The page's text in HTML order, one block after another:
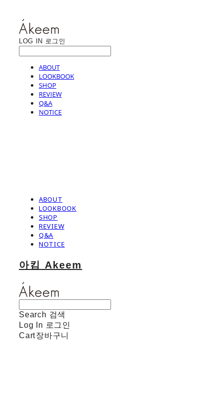
LOG IN 로그인
ABOUT
LOOKBOOK
SHOP
REVIEW
Q&A
NOTICE
ABOUT
LOOKBOOK
SHOP
REVIEW
Q&A
NOTICE
아킴 Akeem
Search 검색
Log In 로그인
Cart장바구니